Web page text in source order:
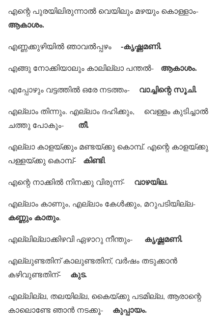
എന്റെ പുരയിലിരുന്നാല്‍ വെയിലും മഴയും കൊള്ളാം-
ആകാശം.
എണ്ണക്കുഴിയില്‍ ഞാവല്‍പ്പഴം -കൃഷ്ണമണി.
എങ്ങു നോക്കിയാലും കാലില്ലാ പന്തല്‍- ആകാശം.
എപ്പോഴും വട്ടത്തില്‍ ഒരേ നടത്തം- വാച്ചിന്റെ സൂചി.
എല്ലാം തിന്നും. എല്ലാം ദഹിക്കും, വെള്ളം കുടിച്ചാല്‍
ചത്തു പോകും- തീ.
എല്ലാ കാളയ്ക്കും മണ്ടയ്ക്കു കൊമ്പ്. എന്റെ കാളയ്ക്കു
പള്ളയ്ക്കു കൊമ്പ്- കിണ്ടി.
എന്റെ നാക്കില്‍ നിനക്കു വിരുന്ന്- വാഴയില.
എല്ലാം കാണും, എല്ലാം കേള്‍ക്കും, മറുപടിയില്ല-
കണ്ണും കാതും.
എല്ലില്ലാക്കിഴവി ഏഴാറു നീന്തും- കൃഷ്ണമണി.
എല്ലുണ്ടതിന് കാലുണ്ടതിന്, വര്‍ഷം തടുക്കാന്‍
കഴിവുണ്ടതിന്- കുട.
എല്ലില്ല, തലയില്ല, കൈയ്ക്കു പടമില്ല, ആരാന്റെ
കാലൊണ്ടേ ഞാന്‍ നടക്കൂ- കുപ്പായം.